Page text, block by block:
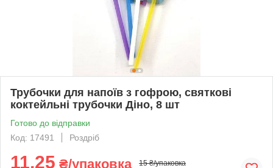
Трубочки для напоїв з гофрою, святкові
коктейльні трубочки Діно, 8 шт
Готово до відправки
Код: 17491
Роздріб
11,25 ₴/упаковка 15 ₴/упаковка